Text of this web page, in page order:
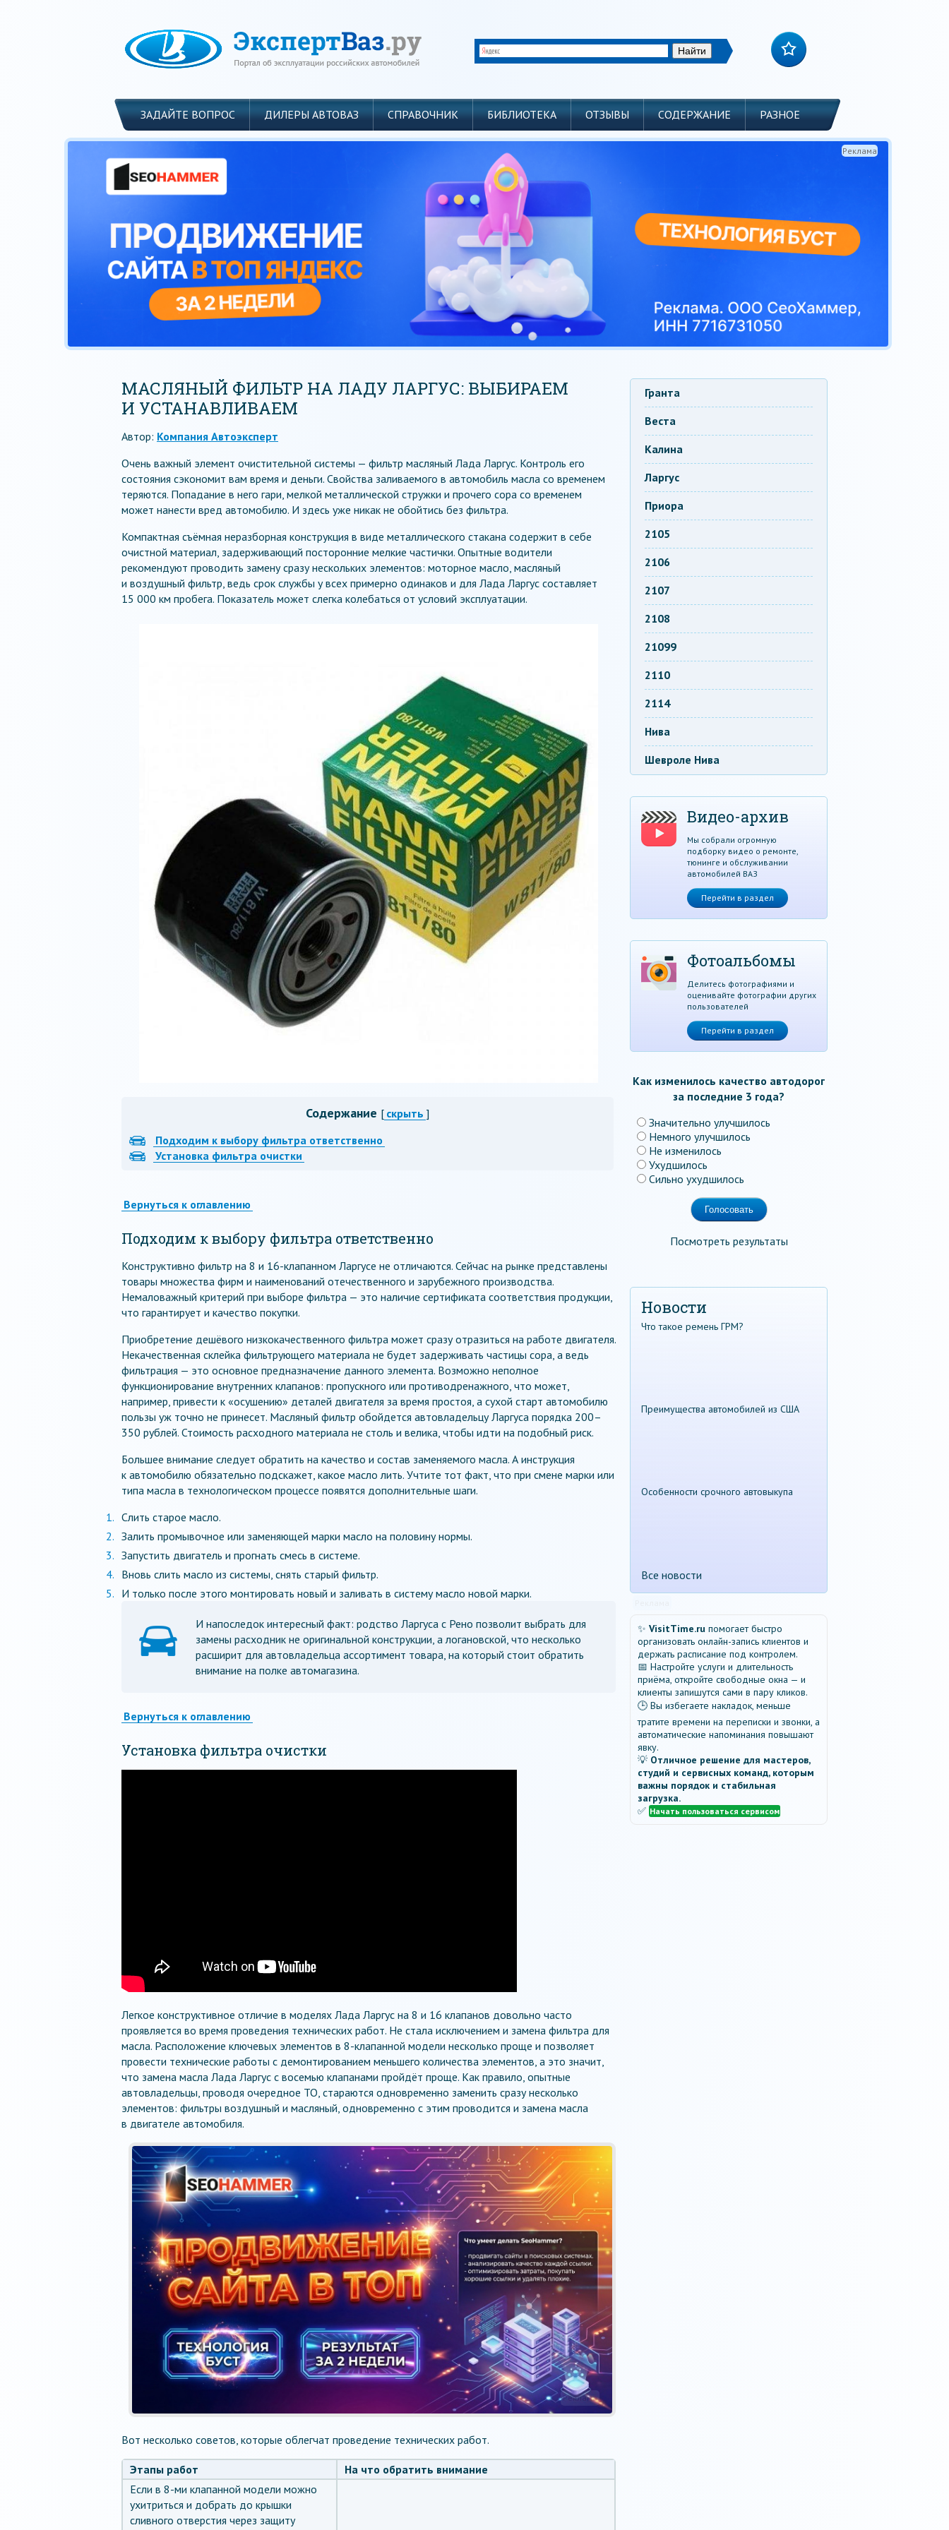
ЗАДАЙТЕ ВОПРОС ДИЛЕРЫ АВТОВАЗ СПРАВОЧНИК БИБЛИОТЕКА ОТЗЫВЫ СОДЕРЖАНИЕ РАЗНОЕ
Реклама
МАСЛЯНЫЙ ФИЛЬТР НА ЛАДУ ЛАРГУС: ВЫБИРАЕМ
И УСТАНАВЛИВАЕМ
Автор: Компания Автоэксперт
Очень важный элемент очистительной системы — фильтр масляный Лада Ларгус. Контроль его
состояния сэкономит вам время и деньги. Свойства заливаемого в автомобиль масла со временем
теряются. Попадание в него гари, мелкой металлической стружки и прочего сора со временем
может нанести вред автомобилю. И здесь уже никак не обойтись без фильтра.
Компактная съёмная неразборная конструкция в виде металлического стакана содержит в себе
очистной материал, задерживающий посторонние мелкие частички. Опытные водители
рекомендуют проводить замену сразу нескольких элементов: моторное масло, масляный
и воздушный фильтр, ведь срок службы у всех примерно одинаков и для Лада Ларгус составляет
15 000 км пробега. Показатель может слегка колебаться от условий эксплуатации.
Содержание [ скрыть ]
Подходим к выбору фильтра ответственно
Установка фильтра очистки
Вернуться к оглавлению
Подходим к выбору фильтра ответственно
Конструктивно фильтр на 8 и 16-клапанном Ларгусе не отличаются. Сейчас на рынке представлены
товары множества фирм и наименований отечественного и зарубежного производства.
Немаловажный критерий при выборе фильтра — это наличие сертификата соответствия продукции,
что гарантирует и качество покупки.
Приобретение дешёвого низкокачественного фильтра может сразу отразиться на работе двигателя.
Некачественная склейка фильтрующего материала не будет задерживать частицы сора, а ведь
фильтрация — это основное предназначение данного элемента. Возможно неполное
функционирование внутренних клапанов: пропускного или противодренажного, что может,
например, привести к «осушению» деталей двигателя за время простоя, а сухой старт автомобилю
пользы уж точно не принесет. Масляный фильтр обойдется автовладельцу Ларгуса порядка 200–
350 рублей. Стоимость расходного материала не столь и велика, чтобы идти на подобный риск.
Большее внимание следует обратить на качество и состав заменяемого масла. А инструкция
к автомобилю обязательно подскажет, какое масло лить. Учтите тот факт, что при смене марки или
типа масла в технологическом процессе появятся дополнительные шаги.
Слить старое масло.
Залить промывочное или заменяющей марки масло на половину нормы.
Запустить двигатель и прогнать смесь в системе.
Вновь слить масло из системы, снять старый фильтр.
И только после этого монтировать новый и заливать в систему масло новой марки.
И напоследок интересный факт: родство Ларгуса с Рено позволит выбрать для
замены расходник не оригинальной конструкции, а логановской, что несколько
расширит для автовладельца ассортимент товара, на который стоит обратить
внимание на полке автомагазина.
Вернуться к оглавлению
Установка фильтра очистки
Легкое конструктивное отличие в моделях Лада Ларгус на 8 и 16 клапанов довольно часто
проявляется во время проведения технических работ. Не стала исключением и замена фильтра для
масла. Расположение ключевых элементов в 8-клапанной модели несколько проще и позволяет
провести технические работы с демонтированием меньшего количества элементов, а это значит,
что замена масла Лада Ларгус с восемью клапанами пройдёт проще. Как правило, опытные
автовладельцы, проводя очередное ТО, стараются одновременно заменить сразу несколько
элементов: фильтры воздушный и масляный, одновременно с этим проводится и замена масла
в двигателе автомобиля.
Реклама
Вот несколько советов, которые облегчат проведение технических работ.
Этапы работ
На что обратить внимание
Если в 8-ми клапанной модели можно
ухитриться и добрать до крышки
сливного отверстия через защиту
Гранта
Веста
Калина
Ларгус
Приора
2105
2106
2107
2108
21099
2110
2114
Нива
Шевроле Нива
Видео-архив
Мы собрали огромную
подборку видео о ремонте,
тюнинге и обслуживании
автомобилей ВАЗ
Перейти в раздел
Фотоальбомы
Делитесь фотографиями и
оценивайте фотографии других
пользователей
Перейти в раздел
Как изменилось качество автодорог
за последние 3 года?
Значительно улучшилось
Немного улучшилось
Не изменилось
Ухудшилось
Сильно ухудшилось
Посмотреть результаты
Новости
Что такое ремень ГРМ?
Преимущества автомобилей из США
Особенности срочного автовыкупа
Все новости
✨ VisitTime.ru помогает быстро
организовать онлайн-запись клиентов и
держать расписание под контролем.
📅 Настройте услуги и длительность
приёма, откройте свободные окна — и
клиенты запишутся сами в пару кликов.
🕒 Вы избегаете накладок, меньше
тратите времени на переписки и звонки, а
автоматические напоминания повышают
явку.
💡 Отличное решение для мастеров,
студий и сервисных команд, которым
важны порядок и стабильная
загрузка.
✅ Начать пользоваться сервисом